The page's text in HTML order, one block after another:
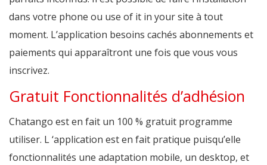
dans votre phone ou use of it in your site à tout
moment. L’application besoins cachés abonnements et
paiements qui apparaîtront une fois que vous vous
inscrivez.
Gratuit Fonctionnalités d’adhésion
Chatango est en fait un 100 % gratuit programme
utiliser. L ‘application est en fait pratique puisqu’elle
fonctionnalités une adaptation mobile, un desktop, et